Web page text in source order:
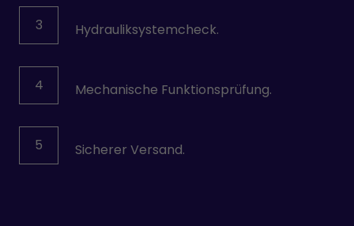
3 Hydrauliksystemcheck.
4 Mechanische Funktionsprüfung.
5 Sicherer Versand.